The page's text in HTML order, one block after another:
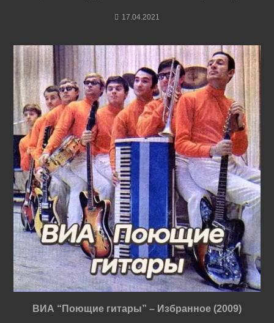
17.04.2021
ВИА “Поющие гитары” – Избранное (2009)